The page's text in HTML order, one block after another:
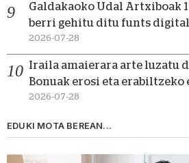
Galdakaoko Udal Artxiboak
berri gehitu ditu funts
2026-07-28
Iraila amaierara arte luzatu
Bonuak erosi eta erabiltzeko
2026-07-28
EDUKI MOTA BEREAN...